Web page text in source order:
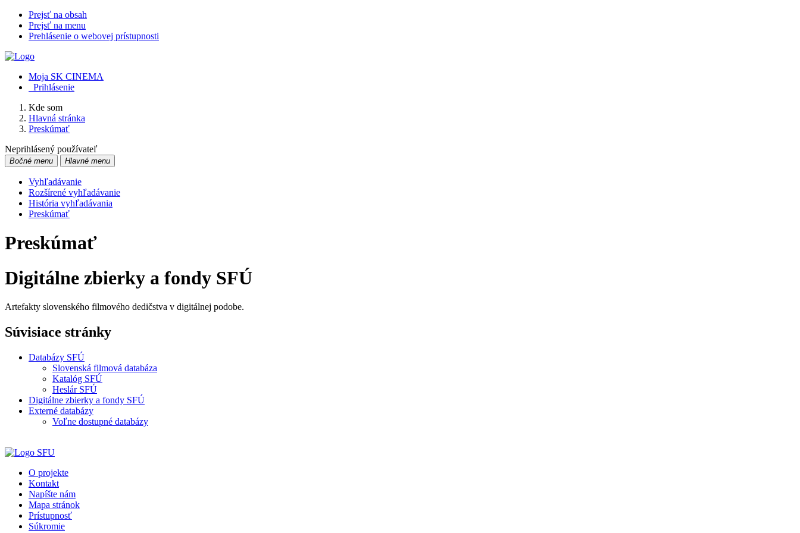
Prejsť na obsah
Prejsť na menu
Prehlásenie o webovej prístupnosti
Moja SK CINEMA
Prihlásenie
Kde som
Hlavná stránka
Preskúmať
Neprihlásený používateľ
Bočné menu Hlavné menu
Vyhľadávanie
Rozšírené vyhľadávanie
História vyhľadávania
Preskúmať
Preskúmať
Digitálne zbierky a fondy SFÚ
Artefakty slovenského filmového dedičstva v digitálnej podobe.
Súvisiace stránky
Databázy SFÚ
Slovenská filmová databáza
Katalóg SFÚ
Heslár SFÚ
Digitálne zbierky a fondy SFÚ
Externé databázy
Voľne dostupné databázy
O projekte
Kontakt
Napíšte nám
Mapa stránok
Prístupnosť
Súkromie